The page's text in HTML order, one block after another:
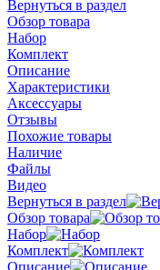
Вернуться в раздел
Обзор товара
Набор
Комплект
Описание
Характеристики
Аксессуары
Отзывы
Похожие товары
Наличие
Файлы
Видео
Вернуться в раздел
Обзор товара
Набор
Комплект
Описание